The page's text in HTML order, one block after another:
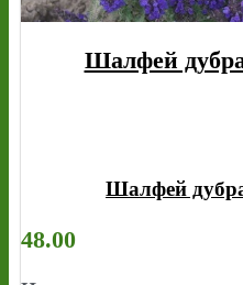
Шалфей
Шалфей
48.00